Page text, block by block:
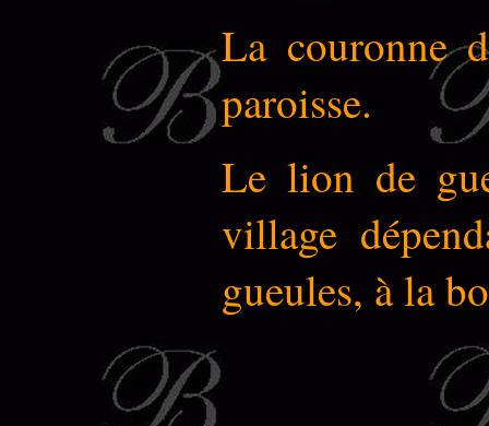
La couronne
paroisse.
Le lion de
village
gueules, à la